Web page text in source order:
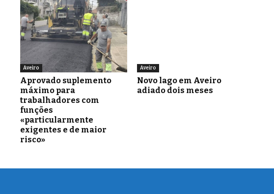
Aveiro
Aprovado suplemento
máximo para
trabalhadores com
funções
«particularmente
exigentes e de maior
risco»
Aveiro
Novo lago em Aveiro
adiado dois meses